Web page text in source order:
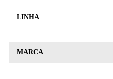
LINHA
MARCA